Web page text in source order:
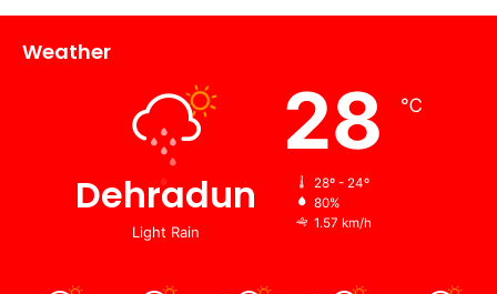
Weather
Dehradun
Light Rain
28 ℃
28º - 24º
80%
1.57 km/h